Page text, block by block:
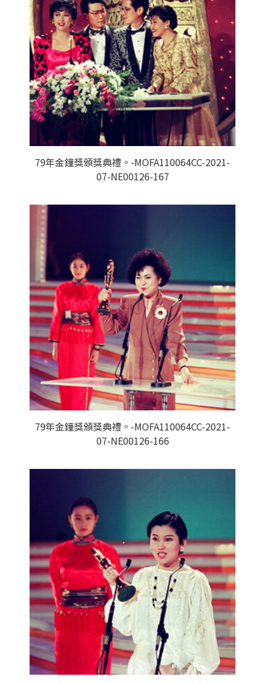
79年金鐘獎頒獎典禮。-MOFA110064CC-2021-
07-NE00126-167
79年金鐘獎頒獎典禮。-MOFA110064CC-2021-
07-NE00126-166